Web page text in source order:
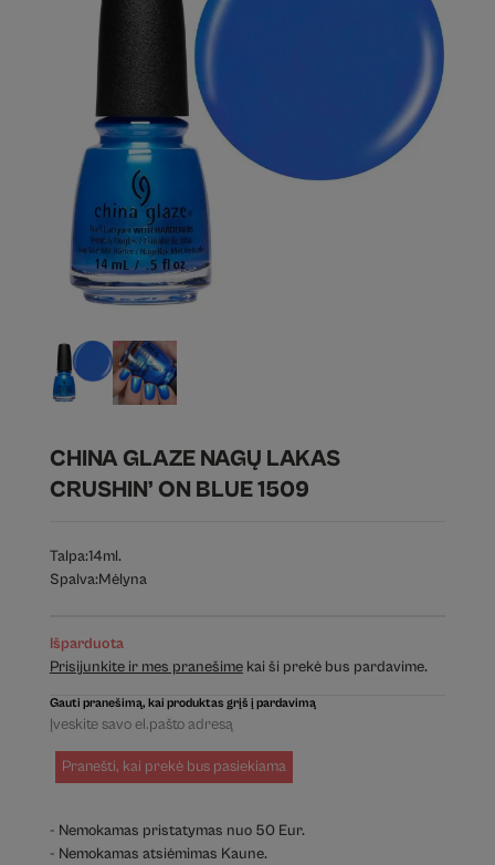
CHINA GLAZE NAGŲ LAKAS
CRUSHIN’ ON BLUE 1509
Talpa:14ml.
Spalva:Mėlyna
Išparduota
Prisijunkite ir mes pranešimekai ši prekė bus pardavime.
Gauti pranešimą, kai produktas grįš į pardavimą
Pranešti, kai prekė bus pasiekiama
- Nemokamas pristatymas nuo 50 Eur.
- Nemokamas atsiėmimas Kaune.